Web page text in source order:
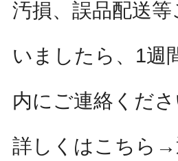
汚損、誤品配送等
いましたら、1週
内にご連絡くださ
詳しくはこちら→